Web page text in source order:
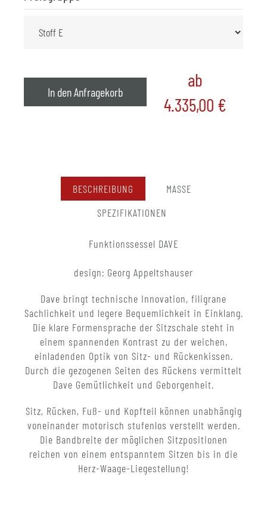
In den Anfragekorb
ab
4.335,00 €
BESCHREIBUNG
MASSE
SPEZIFIKATIONEN
Funktionssessel DAVE
design: Georg Appeltshauser
Dave bringt technische Innovation, filigrane
Sachlichkeit und legere Bequemlichkeit in Einklang.
Die klare Formensprache der Sitzschale steht in
einem spannenden Kontrast zu der weichen,
einladenden Optik von Sitz- und Rückenkissen.
Durch die gezogenen Seiten des Rückens vermittelt
Dave Gemütlichkeit und Geborgenheit.
Sitz, Rücken, Fuß- und Kopfteil können unabhängig
voneinander motorisch stufenlos verstellt werden.
Die Bandbreite der möglichen Sitzpositionen
reichen von einem entspanntem Sitzen bis in die
Herz-Waage-Liegestellung!